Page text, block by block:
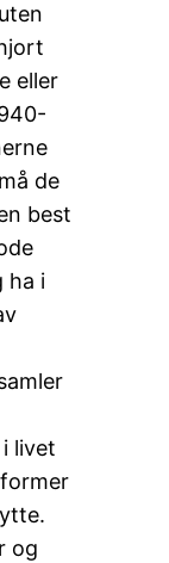
eller
de
best
ha i
livet
og